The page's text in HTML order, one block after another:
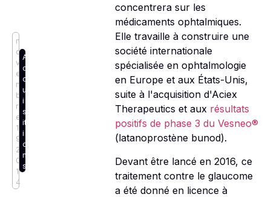
n
o
v
e
m
b
r
e
1
9,
2
0
1
4
A
c
q
u
i
s
it
i
o
n
s
concentrera sur les
médicaments ophtalmiques.
Elle travaille à construire une
société internationale
spécialisée en ophtalmologie
en Europe et aux États-Unis,
suite à l'acquisition d'Aciex
Therapeutics et aux résultats
positifs de phase 3 du Vesneo®
(latanoprostène bunod).
Devant être lancé en 2016, ce
traitement contre le glaucome
a été donné en licence à